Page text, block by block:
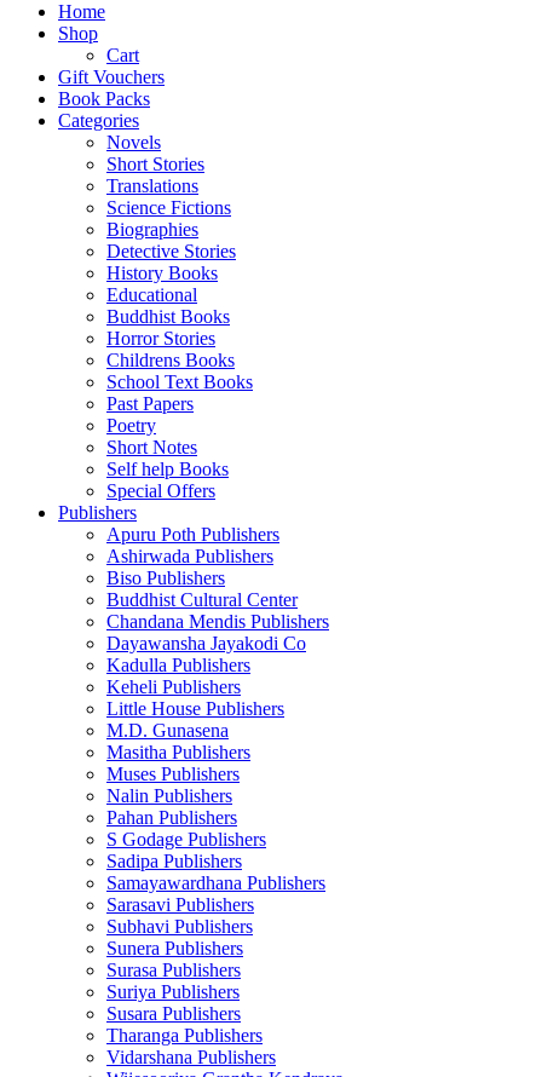
Home
Shop
Cart
Gift Vouchers
Book Packs
Categories
Novels
Short Stories
Translations
Science Fictions
Biographies
Detective Stories
History Books
Educational
Buddhist Books
Horror Stories
Childrens Books
School Text Books
Past Papers
Poetry
Short Notes
Self help Books
Special Offers
Publishers
Apuru Poth Publishers
Ashirwada Publishers
Biso Publishers
Buddhist Cultural Center
Chandana Mendis Publishers
Dayawansha Jayakodi Co
Kadulla Publishers
Keheli Publishers
Little House Publishers
M.D. Gunasena
Masitha Publishers
Muses Publishers
Nalin Publishers
Pahan Publishers
S Godage Publishers
Sadipa Publishers
Samayawardhana Publishers
Sarasavi Publishers
Subhavi Publishers
Sunera Publishers
Surasa Publishers
Suriya Publishers
Susara Publishers
Tharanga Publishers
Vidarshana Publishers